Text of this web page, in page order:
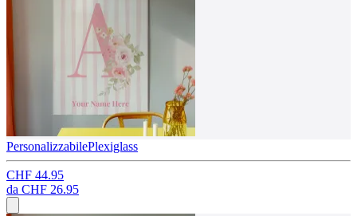
PersonalizzabilePlexiglass
CHF 44.95
da CHF 26.95